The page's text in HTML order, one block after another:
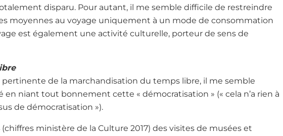
disparu. Pour autant, il me semble difficile de restreindre
moyennes au voyage uniquement à un mode de consommation
est également une activité culturelle, porteur de sens de
pertinente de la marchandisation du temps libre, il me semble
niant tout bonnement cette « démocratisation » (« cela n’a rien à
de démocratisation »).
ministère de la Culture 2017) des visites de musées et